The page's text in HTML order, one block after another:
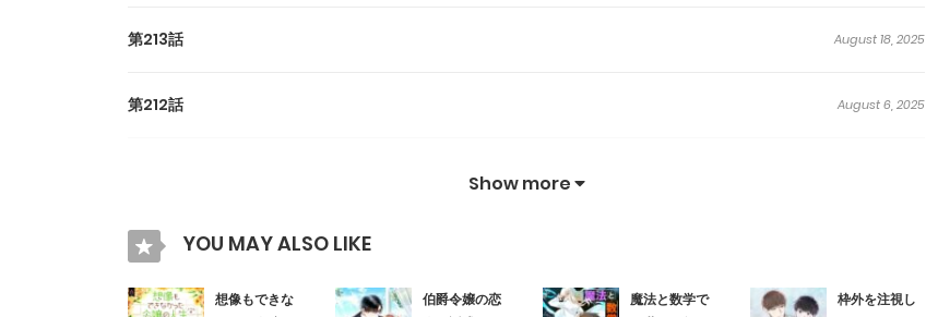
第213話 August 18, 2025
第212話 August 6, 2025
第210話
第209話 July 20, 2025
Show more
YOU MAY ALSO LIKE
想像もできな
伯爵令嬢の恋
魔法と数学で
枠外を注視し